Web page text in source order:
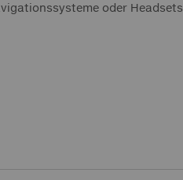
oder Headsets